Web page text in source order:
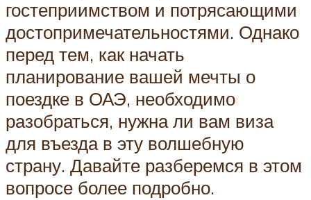
гостеприимством и потрясающими
достопримечательностями. Однако
перед тем, как начать
планирование вашей мечты о
поездке в ОАЭ, необходимо
разобраться, нужна ли вам виза
для въезда в эту волшебную
страну. Давайте разберемся в этом
вопросе более подробно.